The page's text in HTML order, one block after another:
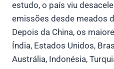
estudo, o país viu
emissões desde meados
Depois da China, os
Índia, Estados Unidos,
Austrália, Indonésia,